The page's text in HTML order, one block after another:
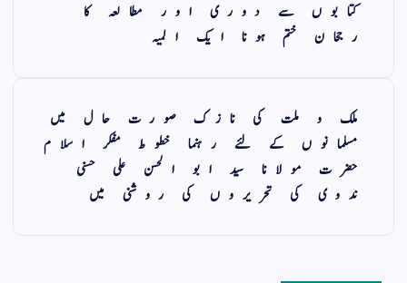
کتابوں سے دوری اور مطالعہ کا
رجحان ختم ہونا ایک المیہ
ملک و ملت کی نازک صورت حال میں
مسلمانوں کے لئے رہنما خطوط مفکر اسلام
حضرت مولانا سید ابو الحسن علی حسنی
ندوی کی تحریروں کی روشنی میں